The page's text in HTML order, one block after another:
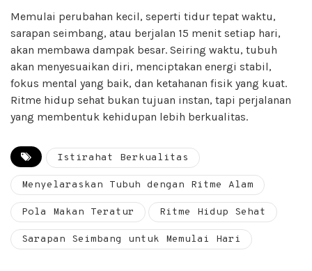
Memulai perubahan kecil, seperti tidur tepat waktu,
sarapan seimbang, atau berjalan 15 menit setiap hari,
akan membawa dampak besar. Seiring waktu, tubuh
akan menyesuaikan diri, menciptakan energi stabil,
fokus mental yang baik, dan ketahanan fisik yang kuat.
Ritme hidup sehat bukan tujuan instan, tapi perjalanan
yang membentuk kehidupan lebih berkualitas.
Istirahat Berkualitas
Menyelaraskan Tubuh dengan Ritme Alam
Pola Makan Teratur Ritme Hidup Sehat
Sarapan Seimbang untuk Memulai Hari